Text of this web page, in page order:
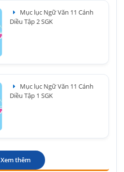
Mục lục Ngữ Văn 11 Cánh
Diều Tập 2 SGK
Mục lục Ngữ Văn 11 Cánh
Diều Tập 1 SGK
Xem thêm